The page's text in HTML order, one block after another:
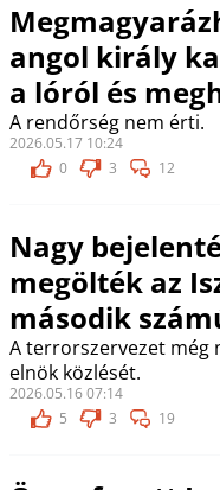
angol király
a lóról és
A rendőrség nem érti.
2026.05.17 10:24
0
3 12
Nagy
megölték az
második
A terrorszervezet még
elnök közlését.
2026.05.16 07:14
5
3 19